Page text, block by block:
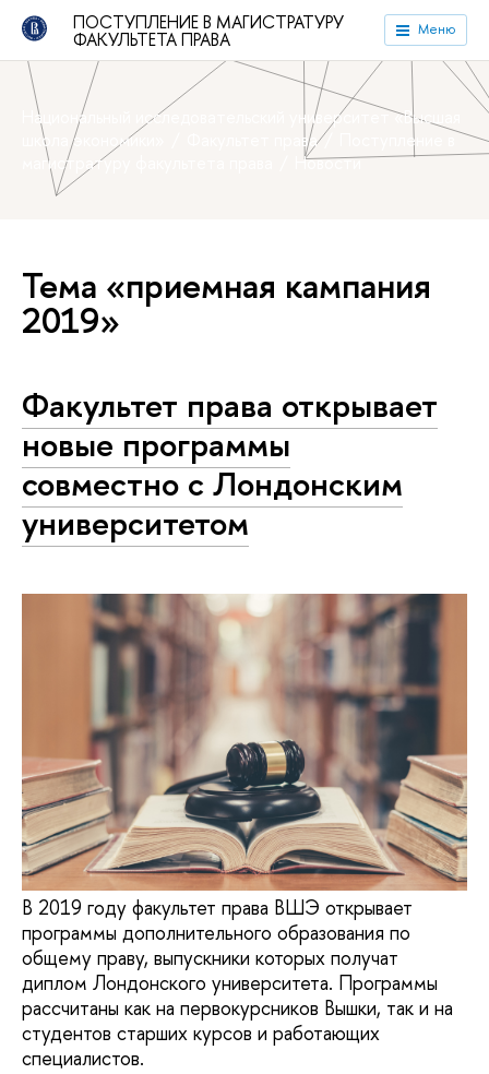
ПОСТУПЛЕНИЕ В МАГИСТРАТУРУ
ФАКУЛЬТЕТА ПРАВА Меню
Национальный исследовательский университет «Высшая
школа экономики»
Факультет права
Поступление в
магистратуру факультета права
Новости
Тема «приемная кампания
2019»
Факультет права открывает
новые программы
совместно с Лондонским
университетом
В 2019 году факультет права ВШЭ открывает
программы дополнительного образования по
общему праву, выпускники которых получат
диплом Лондонского университета. Программы
рассчитаны как на первокурсников Вышки, так и на
студентов старших курсов и работающих
специалистов.